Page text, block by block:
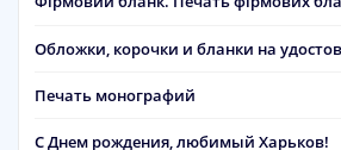
Обложки, корочки и бланки на
Печать монографий
С Днем рождения, любимый Харьков!